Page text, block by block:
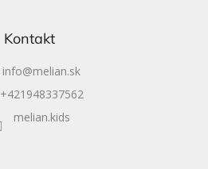
Kontakt
info@melian.sk
+421948337562
melian.kids